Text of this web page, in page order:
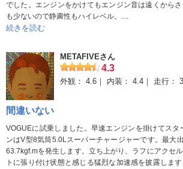
でした。エンジンをかけてもエンジン音は遠くから
も少ないので静粛性もハイレベル。....
続きを読む
METAFIVEさん
4.3
外観： 4.6 内装： 4.4 走行：
間違いない
VOGUEに試乗しました。早速エンジンを掛けてスタ
ンはV型8気筒5.0Lスーパーチャージャーです。最大
63.7kgf.mを発生します。立ち上がり、ラフにアクセ
トに張り付け状態と感じる猛烈な加速感を披露しま